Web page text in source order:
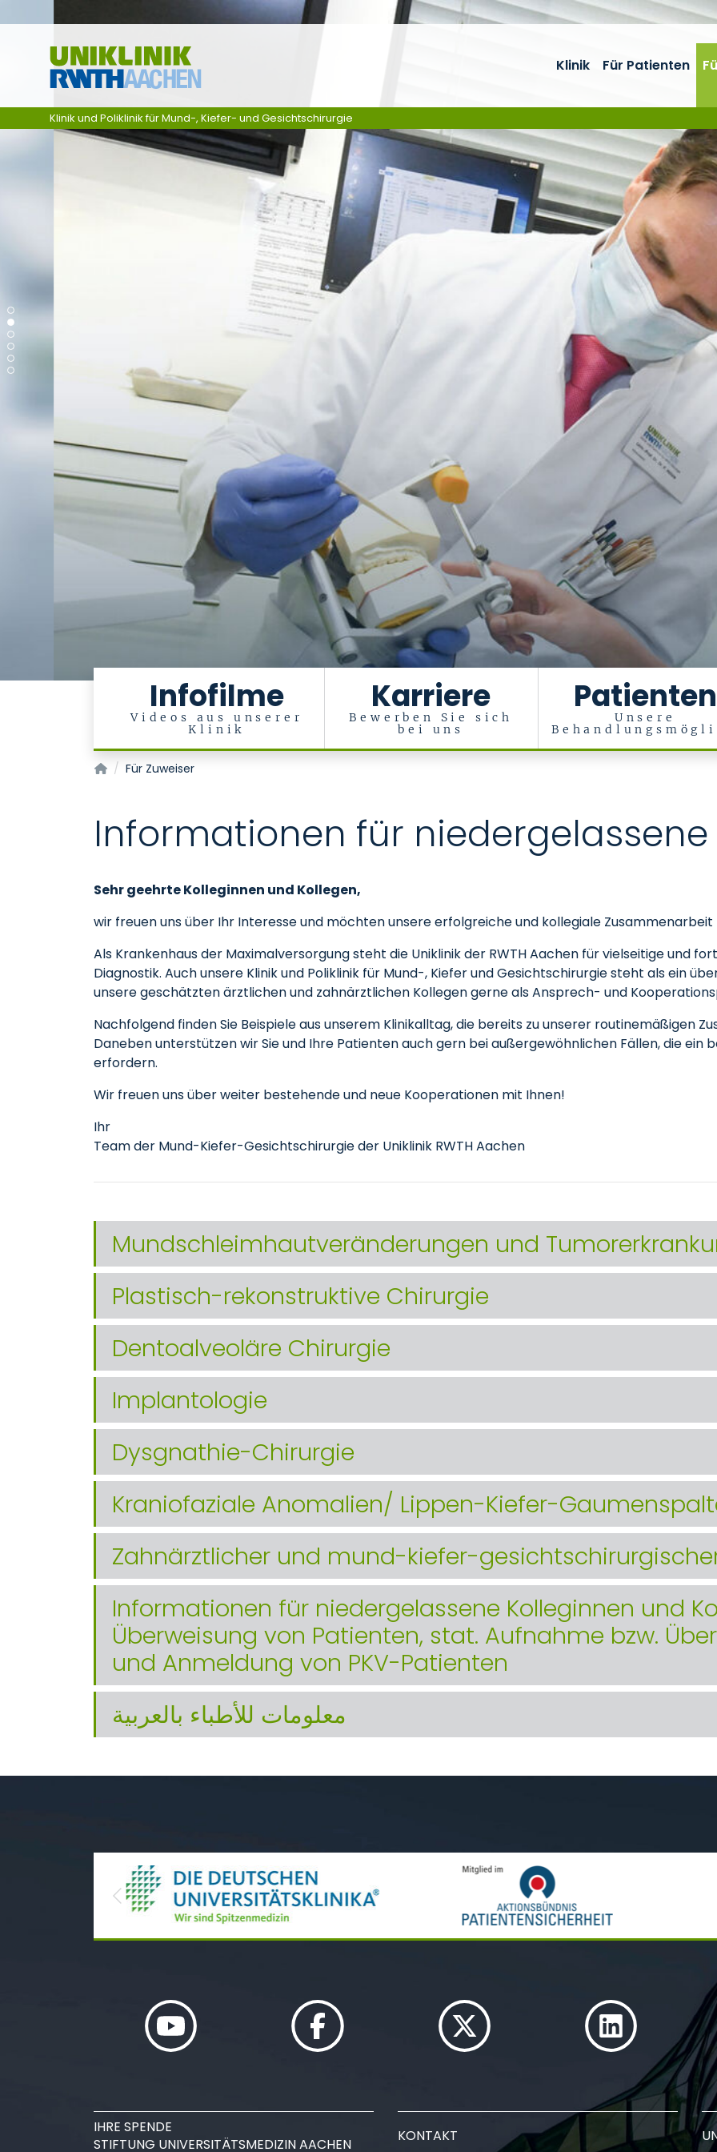
Infofilme
Videos aus unserer
Klinik
Karriere
Bewerben Sie sich
bei uns
Patienten
Unsere
Klinik Für Patienten
Klinik und Poliklinik für Mund-, Kiefer- und Gesichtschirurgie
Klinik und Poliklinik für Mund-, Kiefer- und Gesichtschirurgie
Für Zuweiser
Informationen für niedergelassene
Sehr geehrte Kolleginnen und Kollegen,
wir freuen uns über Ihr Interesse und möchten unsere erfolgreiche und kollegiale
Als Krankenhaus der Maximalversorgung steht die Uniklinik der RWTH Aachen für vielseitige und
Diagnostik. Auch unsere Klinik und Poliklinik für Mund-, Kiefer und Gesichtschirurgie steht als ein
unsere geschätzten ärztlichen und zahnärztlichen Kollegen gerne als Ansprech- und
Nachfolgend finden Sie Beispiele aus unserem Klinikalltag, die bereits zu unserer routinemäßigen
Daneben unterstützen wir Sie und Ihre Patienten auch gern bei außergewöhnlichen Fällen, die ein
erfordern.
Wir freuen uns über weiter bestehende und neue Kooperationen mit Ihnen!
Ihr
Team der Mund-Kiefer-Gesichtschirurgie der Uniklinik RWTH Aachen
Mundschleimhautveränderungen und
Plastisch-rekonstruktive Chirurgie
Dentoalveoläre Chirurgie
Implantologie
Dysgnathie-Chirurgie
Kraniofaziale Anomalien/ Lippen-Kiefer-
Zahnärztlicher und mund-kiefer-
Informationen für niedergelassene Kolleginnen und
Überweisung von Patienten, stat. Aufnahme bzw.
und Anmeldung von PKV-Patienten
معلومات للأطباء بالعربية
Previous
IHRE SPENDE
STIFTUNG UNIVERSITÄTSMEDIZIN AACHEN
KONTAKT